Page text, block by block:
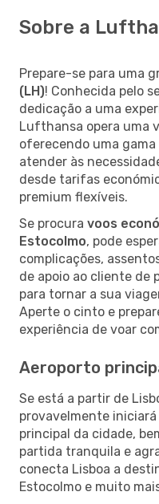
Sobre a
Prepare-se para uma
(LH)! Conhecida pelo
dedicação a uma
Lufthansa opera uma
oferecendo uma
atender às
desde tarifas
premium flexíveis.
Se procura voos
Estocolmo, pode
complicações,
de apoio ao cliente de
para tornar a sua
Aperte o cinto e
experiência de voar
Aeroporto
Se está a partir de
provavelmente
principal da cidade,
partida tranquila e
conecta Lisboa a
Estocolmo e muito